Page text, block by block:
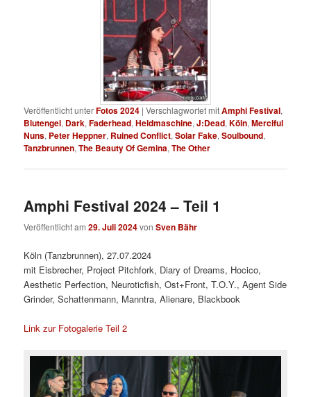
Veröffentlicht unterFotos 2024 |Verschlagwortet mitAmphi Festival,
Blutengel, Dark,Faderhead,Heldmaschine,J:Dead,Köln,Merciful
Nuns, Peter Heppner, Ruined Conflict,Solar Fake,Soulbound,
Tanzbrunnen,The Beauty Of Gemina,The Other
Amphi Festival 2024 – Teil 1
Veröffentlicht am29. Juli 2024vonSven Bähr
Köln (Tanzbrunnen), 27.07.2024
mit Eisbrecher, Project Pitchfork, Diary of Dreams, Hocico,
Aesthetic Perfection, Neuroticfish, Ost+Front, T.O.Y., Agent Side
Grinder, Schattenmann, Manntra, Alienare, Blackbook
Link zur Fotogalerie Teil 2